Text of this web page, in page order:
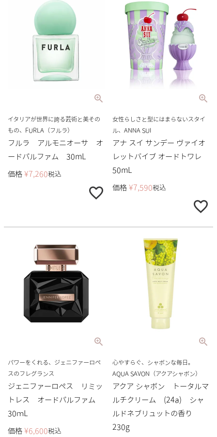
イタリアが世界に誇る芸術と美その
もの、FURLA（フルラ）
フルラ アルモニオーサ オ
ードパルファム 30mL
価格 ¥7,260税込
女性らしさと型にはまらないスタイ
ル、ANNA SUI
アナ スイ サンデー ヴァイオ
レットバイブ オードトワレ
50mL
価格 ¥7,590税込
パワーをくれる、ジェニファーロペ
スのフレグランス
ジェニファーロペス リミッ
トレス オードパルファム
30ｍL
価格 ¥6,600税込
心やすらぐ、シャボンな毎日。
AQUA SAVON（アクアシャボン）
アクア シャボン トータルマ
ルチクリーム (24a) シャ
ルドネブリュットの香り
230g